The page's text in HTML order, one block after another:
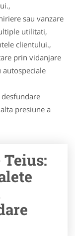
sau vanzare
utilitati,
clientului.,
prin vidanjare
autospeciale
presiune a
Teius: